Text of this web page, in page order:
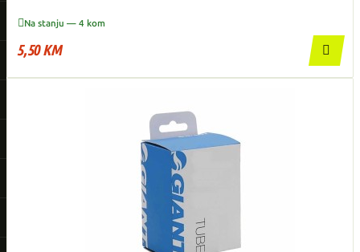
Na stanju — 4 kom
5,50 KM 